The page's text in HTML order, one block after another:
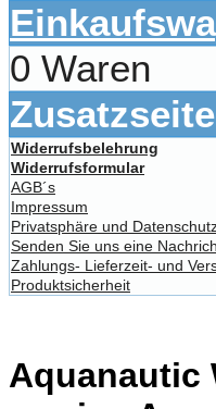
0 Waren
Widerrufsbelehrung
Widerrufsformular
AGB´s
Impressum
Privatsphäre und
Senden Sie uns eine
Zahlungs- Lieferzeit- und
Produktsicherheit
Aquanautic